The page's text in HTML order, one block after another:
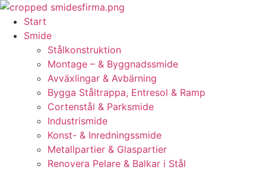
Skip
content
Start
Smide
Stålkonstruktion
Montage – & Byggnadssmide
Avväxlingar & Avbärning
Bygga Ståltrappa, Entresol & Ramp
Cortenstål & Parksmide
Industrismide
Konst- & Inredningssmide
Metallpartier & Glaspartier
Renovera Pelare & Balkar i Stål